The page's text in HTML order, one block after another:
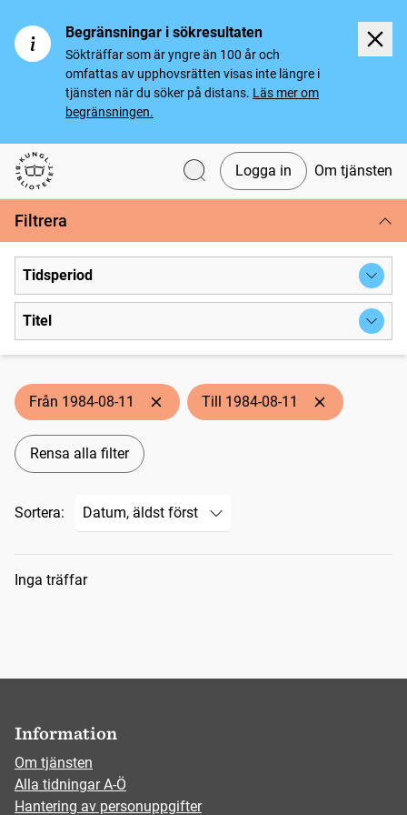
Begränsningar i sökresultaten
Sökträffar som är yngre än 100 år och
omfattas av upphovsrätten visas inte längre i
tjänsten när du söker på distans. Läs mer om
begränsningen.
Svenska tidningar
Logga in Om tjänsten
Filtrera
Tidsperiod
Titel
Från 1984-08-11 Till 1984-08-11
Rensa alla filter
Sortera:
Sökresultat
Inga träffar
Information
Om tjänsten
Alla tidningar A-Ö
Hantering av personuppgifter